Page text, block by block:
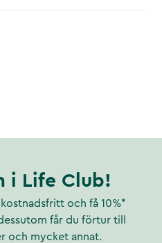
i Life Club!
och få 10%*
får du förtur till
och mycket annat.